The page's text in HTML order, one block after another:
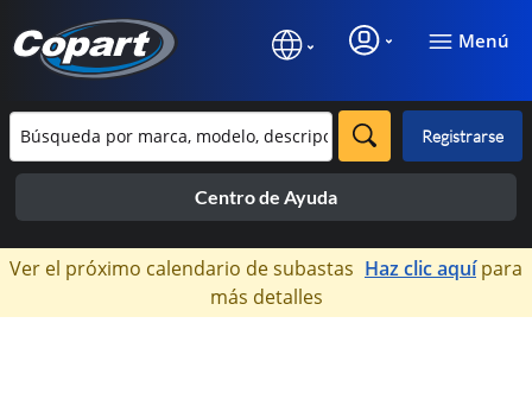
Menú
Registrarse
Centro de Ayuda
×
Ver el próximo calendario de subastas Haz clic aquípara
más detalles